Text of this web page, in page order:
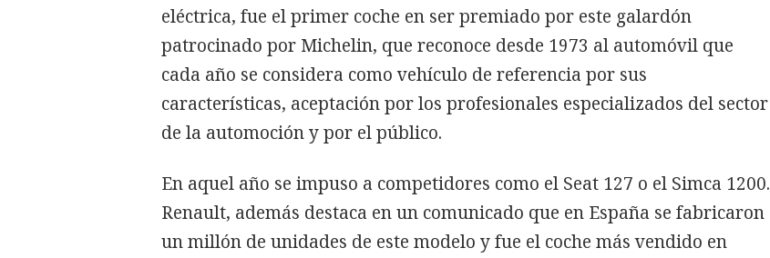
eléctrica, fue el primer coche en ser premiado por este galardón
patrocinado por Michelin, que reconoce desde 1973 al automóvil que
cada año se considera como vehículo de referencia por sus
características, aceptación por los profesionales especializados del sector
de la automoción y por el público.
En aquel año se impuso a competidores como el Seat 127 o el Simca 1200.
Renault, además destaca en un comunicado que en España se fabricaron
un millón de unidades de este modelo y fue el coche más vendido en